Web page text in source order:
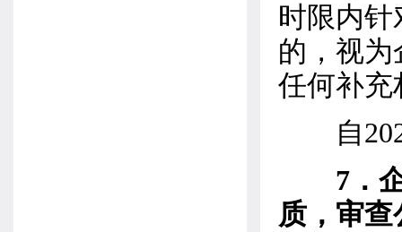
时限内
的，视
任何补充
自2023
7．
质，审